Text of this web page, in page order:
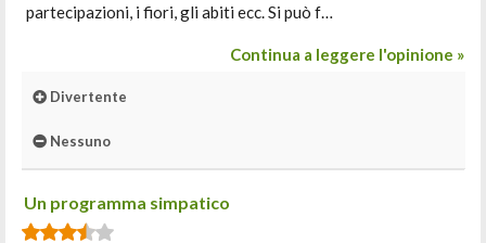
partecipazioni, i fiori, gli abiti ecc. Si può f…
Continua a leggere l'opinione »
Divertente
Nessuno
Un programma simpatico